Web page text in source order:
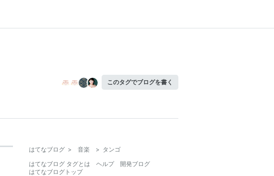
このタグでブログを書く
はてなブログ > 音楽 > タンゴ
はてなブログ タグとは
ヘルプ
開発ブログ
はてなブログトップ